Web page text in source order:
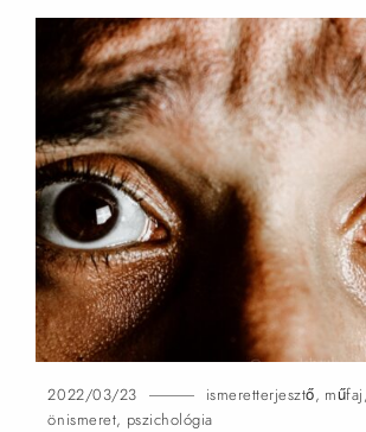
2022/03/23 ismeretterjesztő, műfaj
önismeret, pszichológia